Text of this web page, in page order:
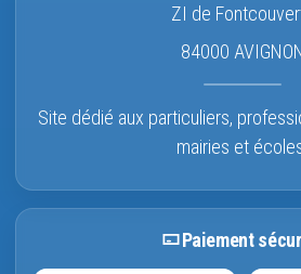
ZI de
84000
Site dédié aux particuliers,
mairies et
Paiement